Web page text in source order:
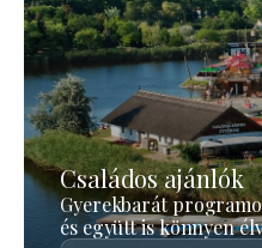
Családos ajánlók
Gyerekbarát
és együtt is könnyen